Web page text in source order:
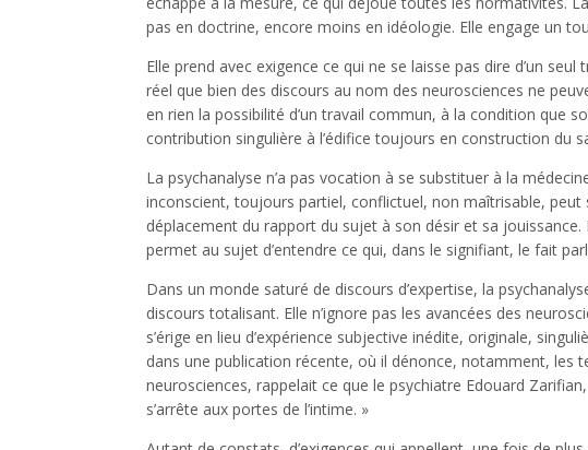
pas en doctrine, encore moins en idéologie. Elle engage un
Elle prend avec exigence ce qui ne se laisse pas dire d’un
réel que bien des discours au nom des neurosciences ne
en rien la possibilité d’un travail commun, à la condition que
contribution singulière à l’édifice toujours en construction du
La psychanalyse n’a pas vocation à se substituer à la
inconscient, toujours partiel, conflictuel, non maîtrisable, peut
déplacement du rapport du sujet à son désir et sa jouissance.
permet au sujet d’entendre ce qui, dans le signifiant, le fait
Dans un monde saturé de discours d’expertise, la
discours totalisant. Elle n’ignore pas les avancées des
s’érige en lieu d’expérience subjective inédite, originale,
dans une publication récente, où il dénonce, notamment, les
neurosciences, rappelait ce que le psychiatre Edouard
s’arrête aux portes de l’intime. »